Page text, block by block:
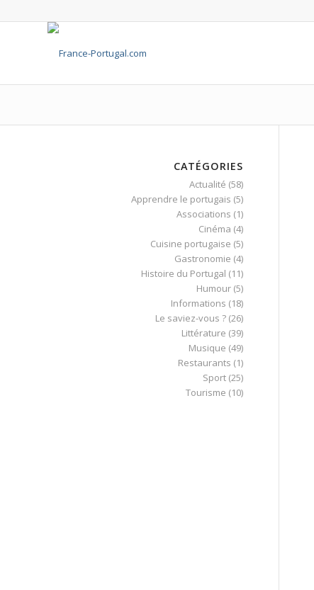
CATÉGORIES
Actualité (58)
Apprendre le portugais (5)
Associations (1)
Cinéma (4)
Cuisine portugaise (5)
Gastronomie (4)
Histoire du Portugal (11)
Humour(5)
Informations (18)
Le saviez-vous ?(26)
Littérature (39)
Musique (49)
Restaurants (1)
Sport(25)
Tourisme (10)